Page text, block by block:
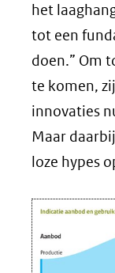
het
tot een
doen.” Om
te komen,
innovaties
Maar
loze hypes